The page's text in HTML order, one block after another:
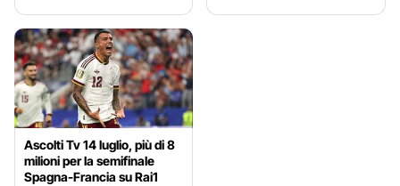
Ascolti Tv 14 luglio, più di 8
milioni per la semifinale
Spagna-Francia su Rai1